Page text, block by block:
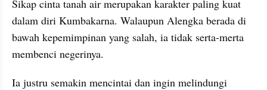
Sikap cinta tanah air merupakan karakter paling kuat
dalam diri Kumbakarna. Walaupun Alengka berada di
bawah kepemimpinan yang salah, ia tidak serta-merta
membenci negerinya.
Ia justru semakin mencintai dan ingin melindungi